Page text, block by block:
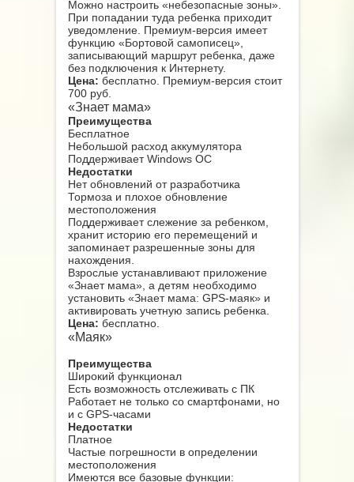
Можно настроить «небезопасные зоны».
При попадании туда ребенка приходит
уведомление. Премиум-версия имеет
функцию «Бортовой самописец»,
записывающий маршрут ребенка, даже
без подключения к Интернету.
Цена: бесплатно. Премиум-версия стоит
700 руб.
«Знает мама»
Преимущества
Бесплатное
Небольшой расход аккумулятора
Поддерживает Windows ОС
Недостатки
Нет обновлений от разработчика
Тормоза и плохое обновление
местоположения
Поддерживает слежение за ребенком,
хранит историю его перемещений и
запоминает разрешенные зоны для
нахождения.
Взрослые устанавливают приложение
«Знает мама», а детям необходимо
установить «Знает мама: GPS-маяк» и
активировать учетную запись ребенка.
Цена: бесплатно.
«Маяк»
Преимущества
Широкий функционал
Есть возможность отслеживать с ПК
Работает не только со смартфонами, но
и с GPS-часами
Недостатки
Платное
Частые погрешности в определении
местоположения
Имеются все базовые функции: